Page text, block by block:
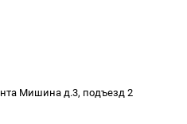
Мишина д.3, подъезд 2